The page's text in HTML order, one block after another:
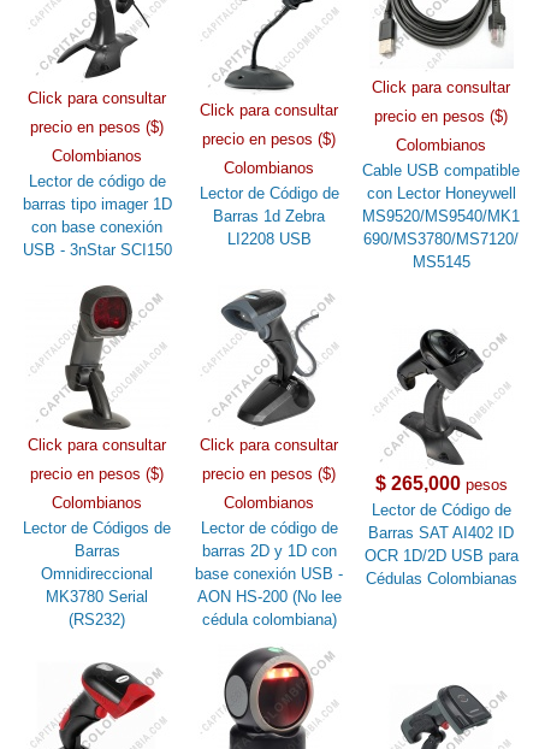
Click para consultar
precio en pesos ($)
Colombianos
Lector de código de
barras tipo imager 1D
con base conexión
USB - 3nStar SCI150
Click para consultar
precio en pesos ($)
Colombianos
Lector de Código de
Barras 1d Zebra
LI2208 USB
Click para consultar
precio en pesos ($)
Colombianos
Cable USB compatible
con Lector Honeywell
MS9520/MS9540/MK1
690/MS3780/MS7120/
MS5145
Click para consultar
precio en pesos ($)
Colombianos
Lector de Códigos de
Barras
Omnidireccional
MK3780 Serial
(RS232)
Click para consultar
precio en pesos ($)
Colombianos
Lector de código de
barras 2D y 1D con
base conexión USB -
AON HS-200 (No lee
cédula colombiana)
$ 265,000pesos
Lector de Código de
Barras SAT AI402 ID
OCR 1D/2D USB para
Cédulas Colombianas